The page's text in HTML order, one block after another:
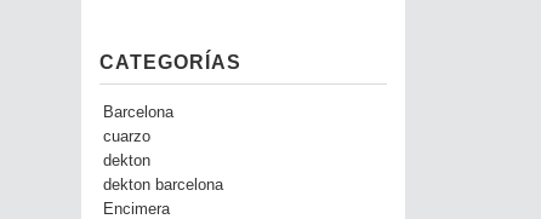
CATEGORÍAS
Barcelona
cuarzo
dekton
dekton barcelona
Encimera